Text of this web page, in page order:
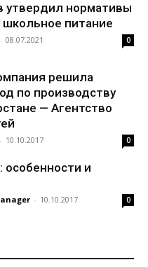
утвердил нормативы
школьное питание
- 08.07.2021 0
решила
по производству
— Агентство
- 10.10.2017 0
и
- 10.10.2017 0